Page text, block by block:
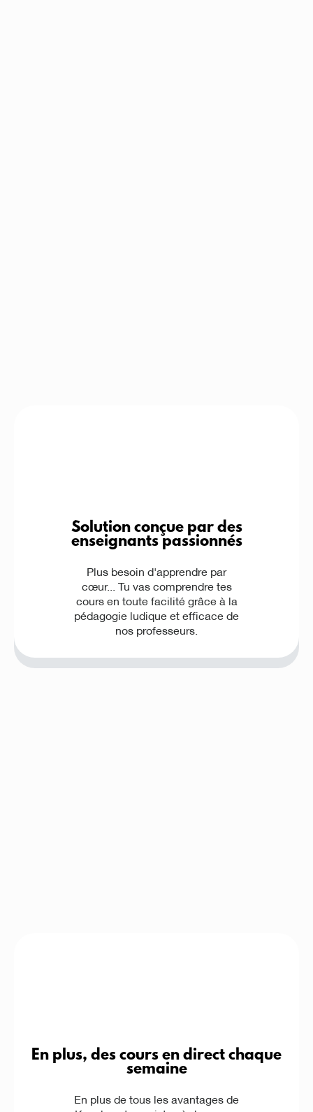
Solution conçue par des
enseignants passionnés
Plus besoin d'apprendre par
cœur... Tu vas comprendre tes
cours en toute facilité grâce à la
pédagogie ludique et efficace de
nos professeurs.
En plus, des cours en direct chaque
semaine
En plus de tous les avantages de